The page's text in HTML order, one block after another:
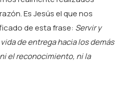
Es Jesús el que nos
de esta frase: Servir y
de entrega hacia los demás
el reconocimiento, ni la